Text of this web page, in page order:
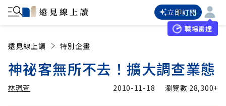
立即訂閱
職場雷達
遠見線上讀 特別企畫
神祕客無所不去！擴大調查業態
林珮萱 2010-11-18 瀏覽數 28,300+